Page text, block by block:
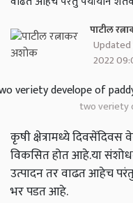
पाटील
Updated
2022
two veriety
कृषी क्षेत्रामध्ये दिवसेंदिवस
विकसित होत आहे.या
उत्पादन तर वाढत आहेच
भर पडत आहे.